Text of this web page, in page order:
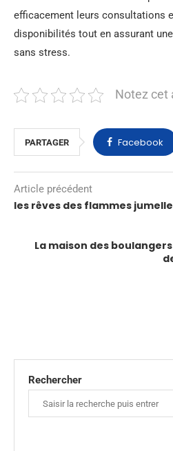
efficacement leurs consultations
disponibilités tout en assurant
sans stress.
Notez cet
PARTAGER Facebook
Article précédent
les rêves des flammes
La maison des
Rechercher